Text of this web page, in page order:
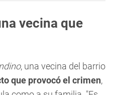
vecina que
, una vecina del barrio
que provocó el crimen,